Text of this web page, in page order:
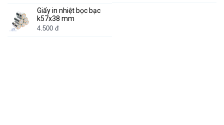
Giấy in nhiệt bọc bạc
k57x38 mm
4.500 đ